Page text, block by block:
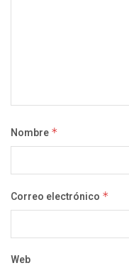
Nombre *
Correo electrónico *
Web